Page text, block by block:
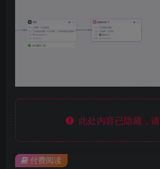
此处内容已隐藏，
付费阅读